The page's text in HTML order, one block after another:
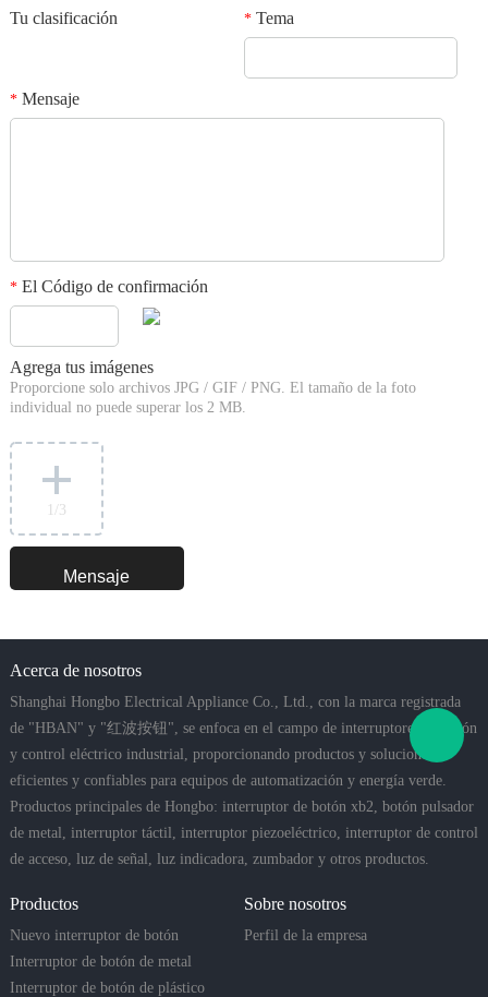
Tu clasificación *Tema
*Mensaje
*El Código de confirmación
Agrega tus imágenes
Proporcione solo archivos JPG / GIF / PNG. El tamaño de la foto
individual no puede superar los 2 MB.
/3
Acerca de nosotros
Shanghai Hongbo Electrical Appliance Co., Ltd., con la marca registrada
de "HBAN" y "红波按钮", se enfoca en el campo de interruptores de botón
y control eléctrico industrial, proporcionando productos y soluciones
eficientes y confiables para equipos de automatización y energía verde.
Productos principales de Hongbo: interruptor de botón xb2, botón pulsador
de metal, interruptor táctil, interruptor piezoeléctrico, interruptor de control
de acceso, luz de señal, luz indicadora, zumbador y otros productos.
Productos
Nuevo interruptor de botón
Interruptor de botón de metal
Interruptor de botón de plástico
Sobre nosotros
Perfil de la empresa